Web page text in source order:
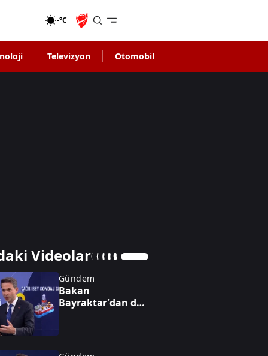
-°C
Televizyon Otomobil
Videolar
Gündem
Bakan
Bayraktar'dan dev
trilyon dolarlık